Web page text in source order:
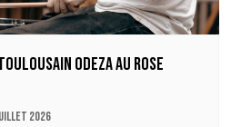
ODEZA au Rose
2026